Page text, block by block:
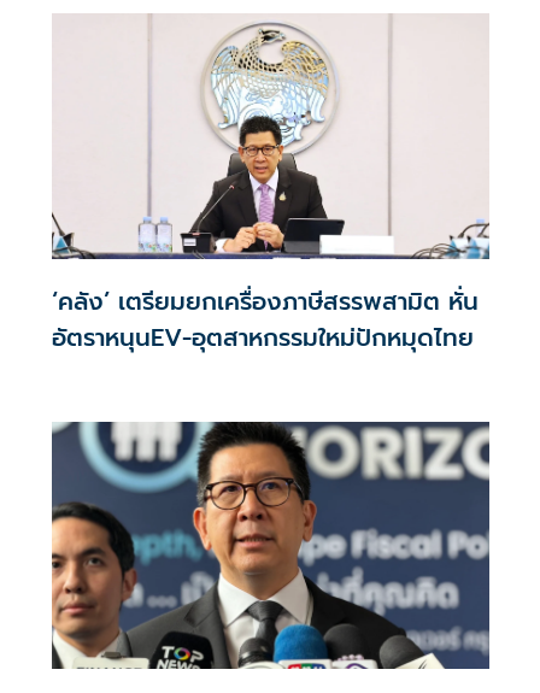
‘คลัง’ เตรียมยกเครื่องภาษีสรรพสามิต หั่น
อัตราหนุนEV-อุตสาหกรรมใหม่ปักหมุดไทย